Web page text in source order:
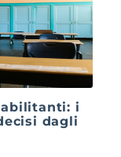
abilitanti: i
dagli